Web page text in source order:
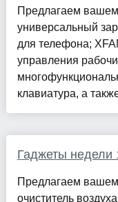
Предлагаем
универсальный
для телефона;
управления
клавиатура, а
Гаджеты недели
Предлагаем
очиститель